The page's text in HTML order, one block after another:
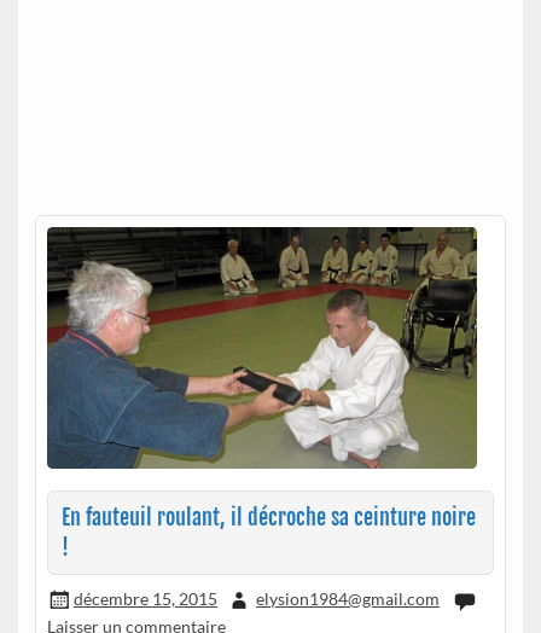
En fauteuil roulant, il décroche sa ceinture noire
!
décembre 15, 2015
elysion1984@gmail.com
Laisser un commentaire